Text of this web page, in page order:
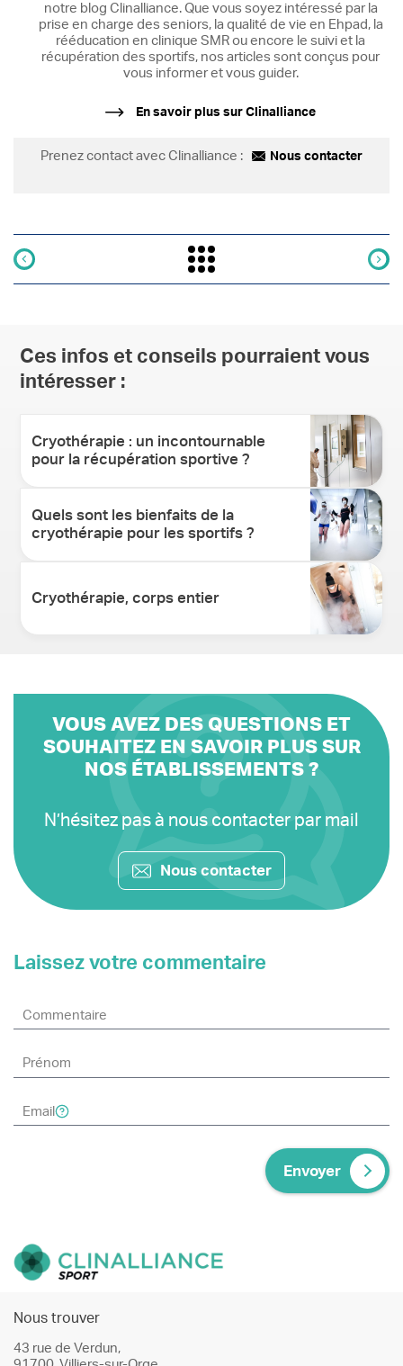
notre blog Clinalliance. Que vous soyez intéressé par la
prise en charge des seniors, la qualité de vie en Ehpad, la
rééducation en clinique SMR ou encore le suivi et la
récupération des sportifs, nos articles sont conçus pour
vous informer et vous guider.
En savoir plus sur Clinalliance
Prenez contact avec Clinalliance : Nous contacter
Ces infos et conseils pourraient vous
intéresser :
Cryothérapie : un incontournable
pour la récupération sportive ?
Quels sont les bienfaits de la
cryothérapie pour les sportifs ?
Cryothérapie, corps entier
VOUS AVEZ DES QUESTIONS ET
SOUHAITEZ EN SAVOIR PLUS SUR
NOS ÉTABLISSEMENTS ?
N’hésitez pas à nous contacter par mail
Nous contacter
Laissez votre commentaire
Envoyer
Nous trouver
43 rue de Verdun,